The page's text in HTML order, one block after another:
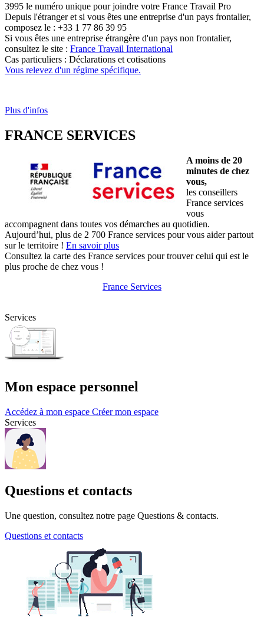
3995 le numéro unique pour joindre votre France Travail Pro
Depuis l'étranger et si vous êtes une entreprise d'un pays frontalier,
composez le : +33 1 77 86 39 95
Si vous êtes une entreprise étrangère d'un pays non frontalier,
consultez le site : France Travail International
Cas particuliers : Déclarations et cotisations
Vous relevez d'un régime spécifique.
Plus d'infos
FRANCE SERVICES
A moins de 20
minutes de chez
vous,
les conseillers
France services
vous
accompagnent dans toutes vos démarches au quotidien.
Aujourd’hui, plus de 2 700 France services pour vous aider partout
sur le territoire ! En savoir plus
Consultez la carte des France services pour trouver celui qui est le
plus proche de chez vous !
France Services
Services
Mon espace personnel
Accédez à mon espace Créer mon espace
Services
Questions et contacts
Une question, consultez notre page Questions & contacts.
Questions et contacts